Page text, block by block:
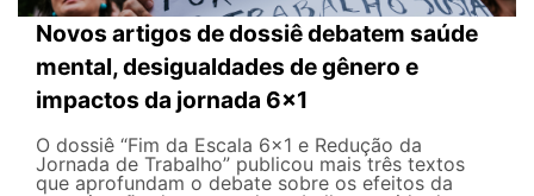
Novos artigos de dossiê debatem saúde
mental, desigualdades de gênero e
impactos da jornada 6x1
O dossiê “Fim da Escala 6×1 e Redução da
Jornada de Trabalho” publicou mais três textos
que aprofundam o debate sobre os efeitos da